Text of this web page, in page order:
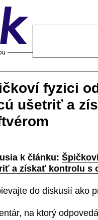
fyzici
ušetriť a
k článku:
a získať kontrolu s
do diskusií ako
na ktorý